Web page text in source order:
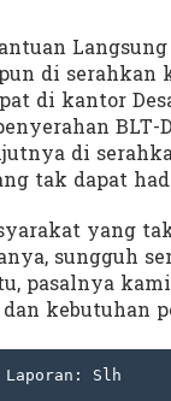
pun di serahkan
di kantor
BLT-
di
tak dapat
yang
sungguh
pasalnya
kebutuhan
Slh